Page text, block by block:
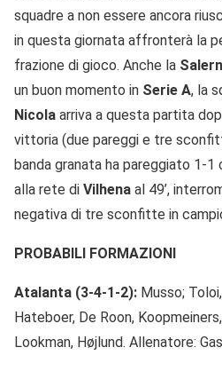
squadre a non essere ancora
in questa giornata affronterà la
frazione di gioco. Anche la
un buon momento in Serie A, la
Nicola arriva a questa partita
vittoria (due pareggi e tre
banda granata ha pareggiato 1-1
alla rete di Vilhena al 49’,
negativa di tre sconfitte in
PROBABILI FORMAZIONI
Atalanta (3-4-1-2): Musso;
Hateboer, De Roon,
Lookman, Højlund. Allenatore: